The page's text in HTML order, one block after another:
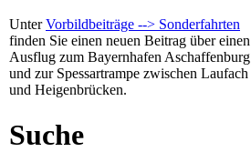
UnterVorbildbeiträge --> Sonderfahrten
finden Sie einen neuen Beitrag über einen
Ausflug zum Bayernhafen Aschaffenburg
und zur Spessartrampe zwischen Laufach
und Heigenbrücken.
Suche